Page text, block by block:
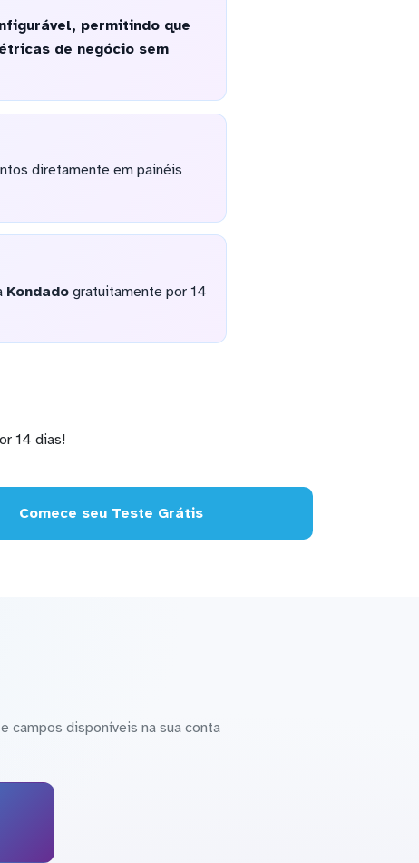
permitindo que
de negócio sem
diretamente em painéis
Kondadogratuitamente por 14
14 dias!
Comece seu Teste Grátis
campos disponíveis na sua conta